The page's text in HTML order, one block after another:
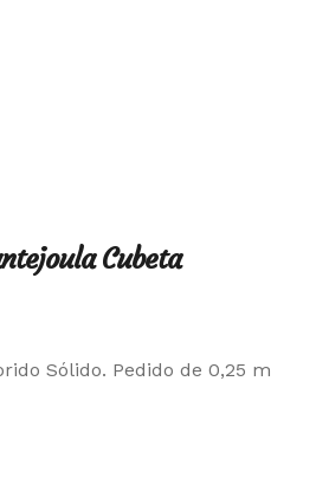
Cubeta
Sólido. Pedido de 0,25 m